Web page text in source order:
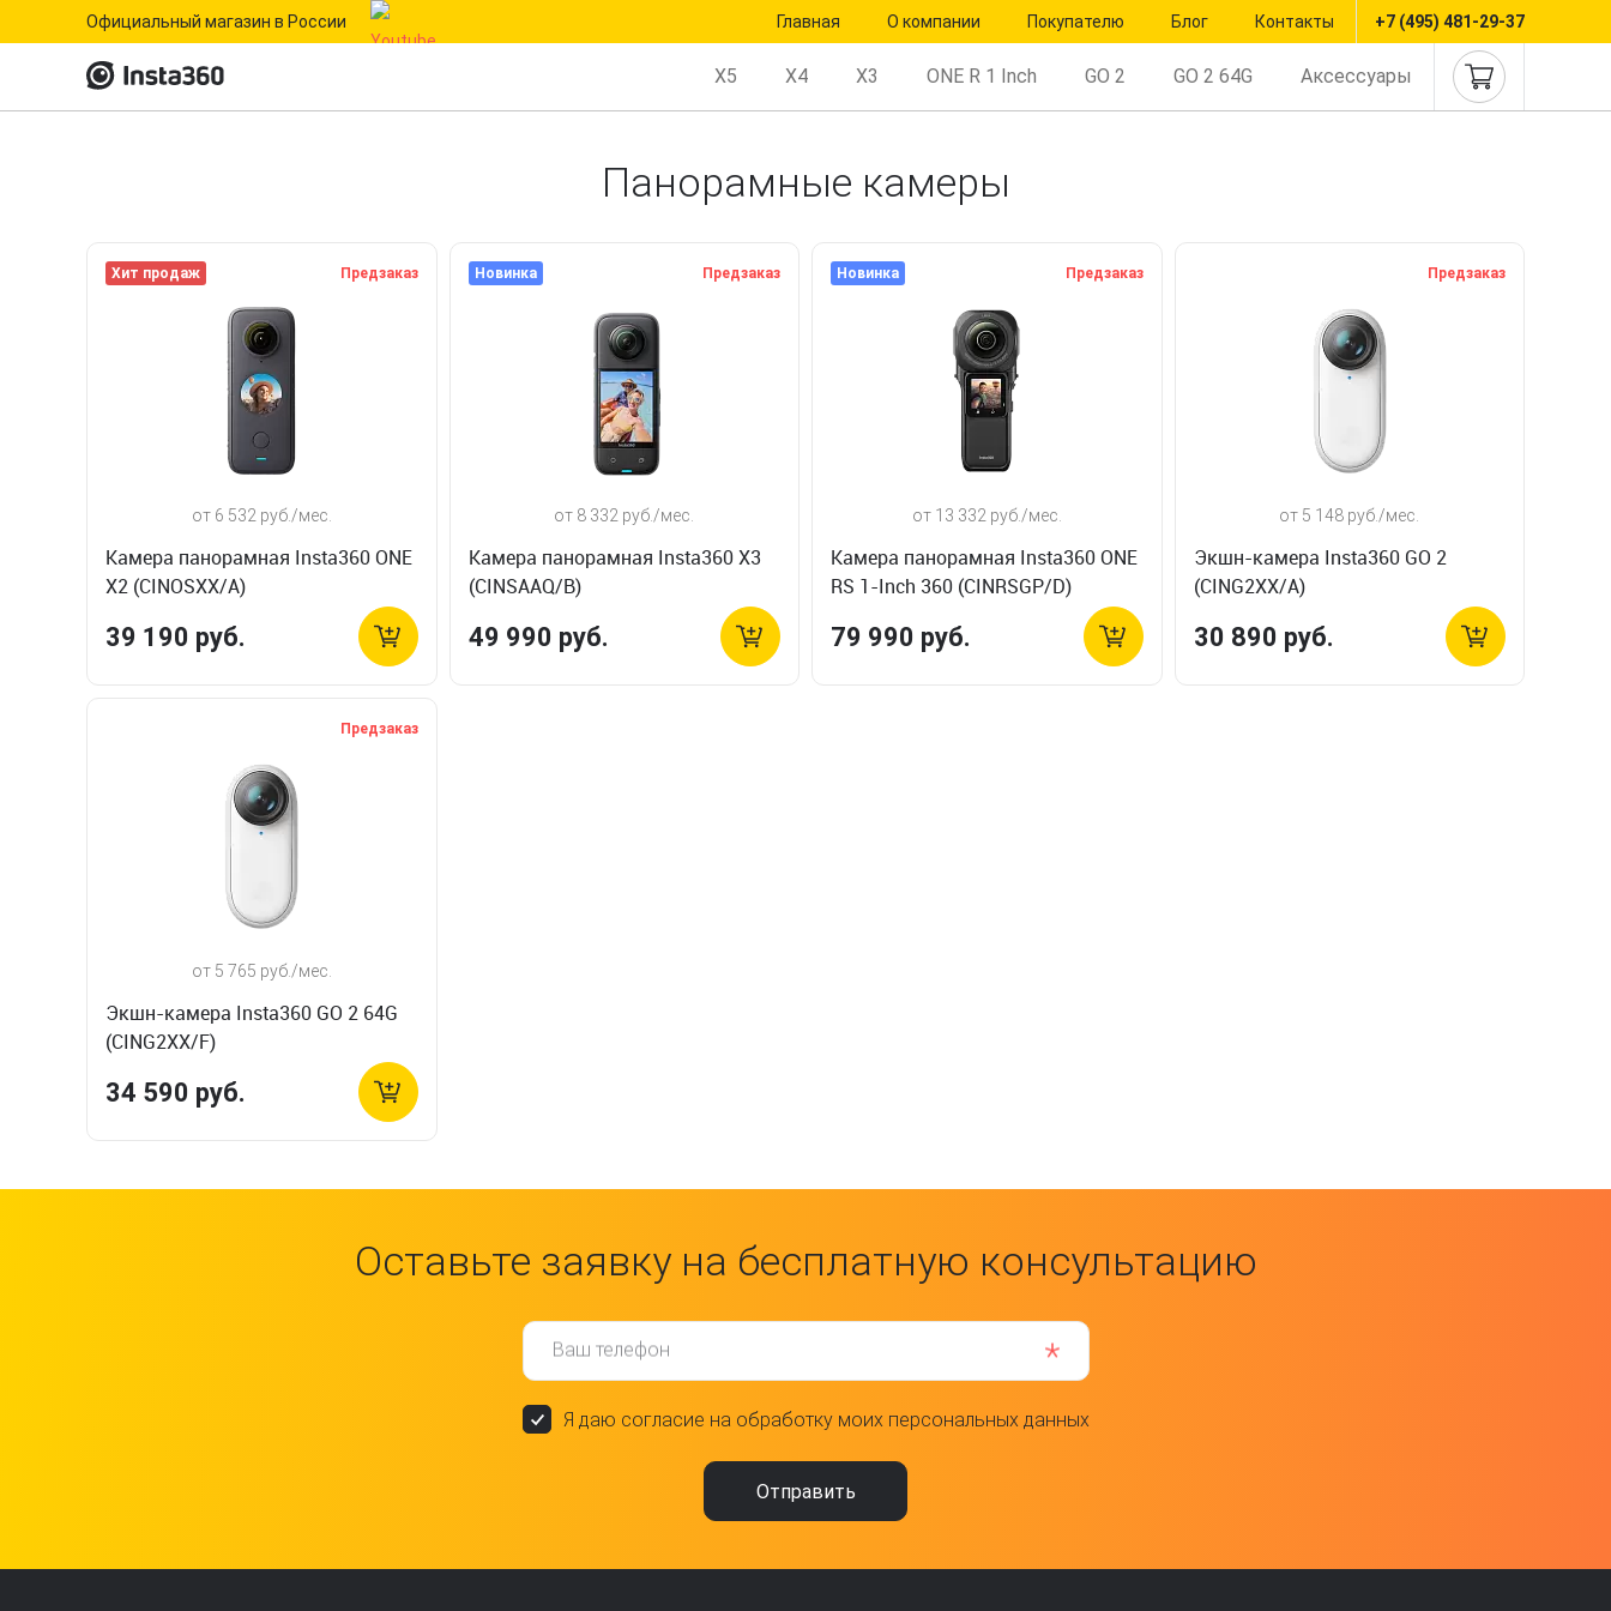
Официальный магазин в России Главная О компании Покупателю Блог Контакты +7 (495) 481-29-37
X5 X4 X3 ONE R 1 Inch GO 2 GO 2 64G Аксессуары
Панорамные камеры
от 6 532 руб./мес.
Хит продаж Предзаказ
Камера панорамная Insta360 ONE
X2 (CINOSXX/A)
39 190 руб.
от 8 332 руб./мес.
Новинка Предзаказ
Камера панорамная Insta360 X3
(CINSAAQ/B)
49 990 руб.
от 13 332 руб./мес.
Новинка Предзаказ
Камера панорамная Insta360 ONE
RS 1-Inch 360 (CINRSGP/D)
79 990 руб.
от 5 148 руб./мес.
Предзаказ
Экшн-камера Insta360 GO 2
(CING2XX/A)
30 890 руб.
от 5 765 руб./мес.
Предзаказ
Экшн-камера Insta360 GO 2 64G
(CING2XX/F)
34 590 руб.
Оставьте заявку на бесплатную консультацию
Ваш телефон
Я даю согласие на обработку моих персональных данных